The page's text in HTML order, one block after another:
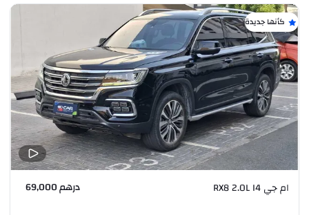
كأنها جديدة
ام جي RX8 2.0L I4 درهم 69,000